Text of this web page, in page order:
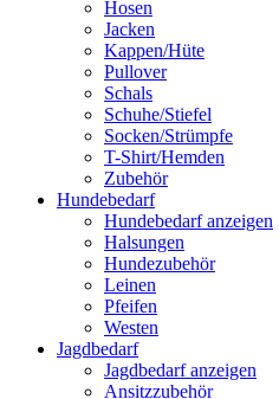
Hosen
Jacken
Kappen/Hüte
Pullover
Schals
Schuhe/Stiefel
Socken/Strümpfe
T-Shirt/Hemden
Zubehör
Hundebedarf
Hundebedarf anzeigen
Halsungen
Hundezubehör
Leinen
Pfeifen
Westen
Jagdbedarf
Jagdbedarf anzeigen
Ansitzzubehör